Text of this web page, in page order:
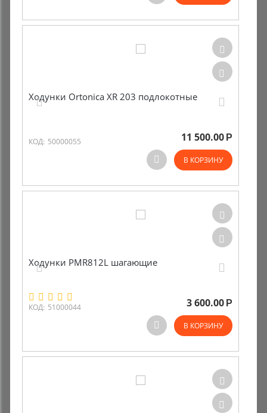
Ходунки Ortonica XR 203 подлокотные
КОД: 50000055 11 500.00 Р
В КОРЗИНУ
Ходунки PMR812L шагающие
КОД: 51000044 3 600.00 Р
В КОРЗИНУ